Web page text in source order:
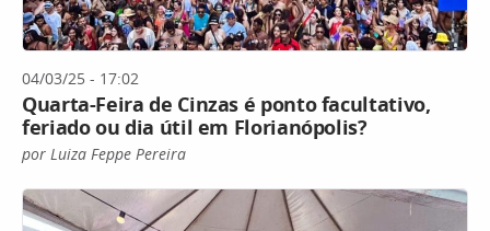
04/03/25 - 17:02
Quarta-Feira de Cinzas é ponto facultativo,
feriado ou dia útil em Florianópolis?
por Luiza Feppe Pereira